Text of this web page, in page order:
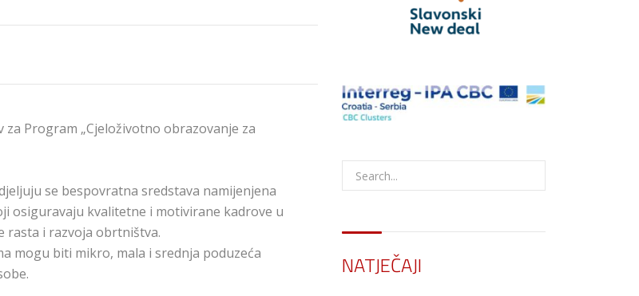
Program „Cjeloživotno obrazovanje za
se bespovratna sredstava namijenjena
osiguravaju kvalitetne i motivirane kadrove u
i razvoja obrtništva.
mogu biti mikro, mala i srednja poduzeća
NATJEČAJI